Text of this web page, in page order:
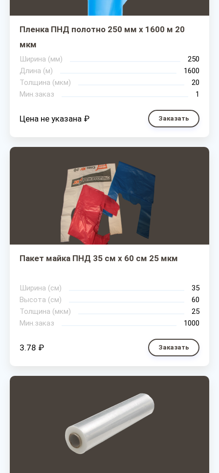
Пленка ПНД полотно 250 мм х 1600 м 20
мкм
Ширина (мм)
250
Длина (м)
1600
Толщина (мкм)
20
Мин.заказ
1
Цена не указана ₽ Заказать
Пакет майка ПНД 35 см х 60 см 25 мкм
Ширина (см)
35
Высота (см)
60
Толщина (мкм)
25
Мин.заказ
1000
3.78 ₽ Заказать